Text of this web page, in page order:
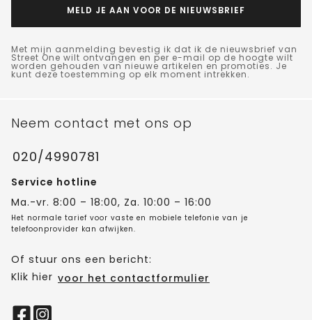
MELD JE AAN VOOR DE NIEUWSBRIEF
Met mijn aanmelding bevestig ik dat ik de nieuwsbrief van
Street One wilt ontvangen en per e-mail op de hoogte wilt
worden gehouden van nieuwe artikelen en promoties. Je
kunt deze toestemming op elk moment intrekken.
Neem contact met ons op
020/4990781
Service hotline
Ma.-vr. 8:00 – 18:00, Za. 10:00 – 16:00
Het normale tarief voor vaste en mobiele telefonie van je
telefoonprovider kan afwijken.
Of stuur ons een bericht:
Klik hier voor het contactformulier